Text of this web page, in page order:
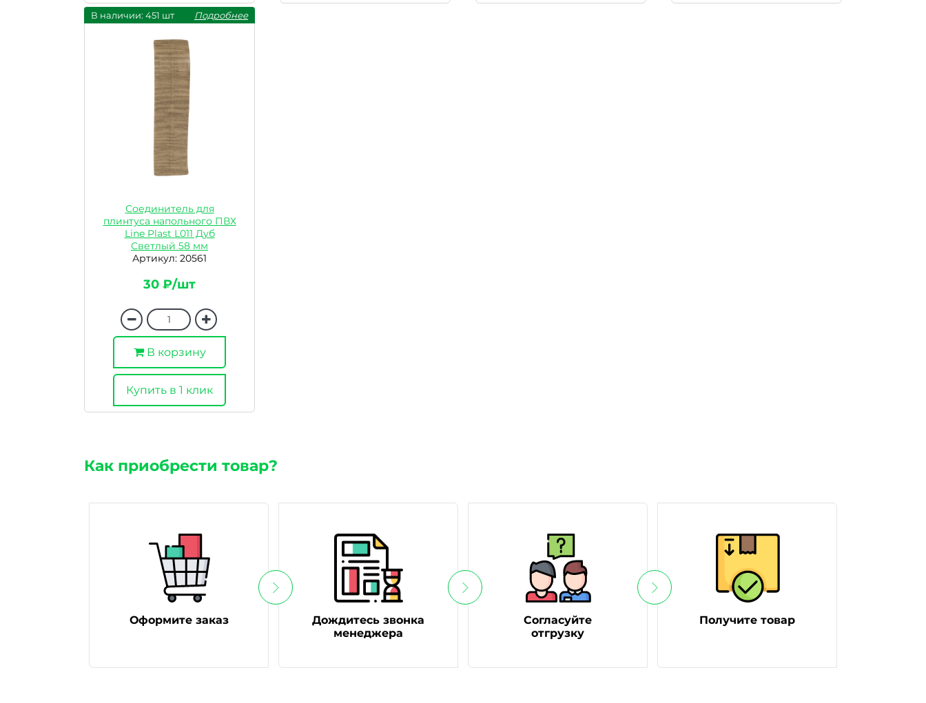
В наличии: 451 шт Подробнее
Соединитель для
плинтуса напольного ПВХ
Line Plast L011 Дуб
Светлый 58 мм
Артикул: 20561
30 ₽/шт
В корзину
Купить в 1 клик
Как приобрести товар?
Оформите заказ
Дождитесь звонка
менеджера
Согласуйте
отгрузку
Получите товар